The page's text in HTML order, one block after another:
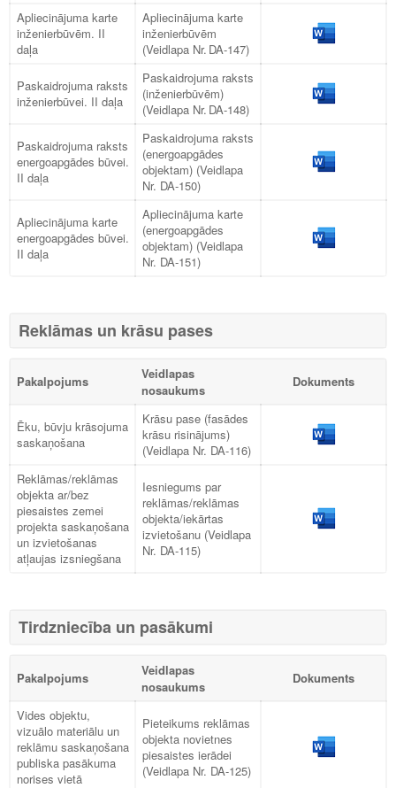
Apliecinājuma karte
inženierbūvēm. II
daļa
Apliecinājuma karte
inženierbūvēm
(Veidlapa Nr. DA-147)
Paskaidrojuma raksts
inženierbūvei. II daļa
Paskaidrojuma raksts
(inženierbūvēm)
(Veidlapa Nr. DA-148)
Paskaidrojuma raksts
energoapgādes būvei.
II daļa
Paskaidrojuma raksts
(energoapgādes
objektam) (Veidlapa
Nr. DA-150)
Apliecinājuma karte
energoapgādes būvei.
II daļa
Apliecinājuma karte
(energoapgādes
objektam) (Veidlapa
Nr. DA-151)
Reklāmas un krāsu pases
Pakalpojums
Veidlapas
nosaukums
Dokuments
Ēku, būvju krāsojuma
saskaņošana
Krāsu pase (fasādes
krāsu risinājums)
(Veidlapa Nr. DA-116)
Reklāmas/reklāmas
objekta ar/bez
piesaistes zemei
projekta saskaņošana
un izvietošanas
atļaujas izsniegšana
Iesniegums par
reklāmas/reklāmas
objekta/iekārtas
izvietošanu (Veidlapa
Nr. DA-115)
Tirdzniecība un pasākumi
Pakalpojums
Veidlapas
nosaukums
Dokuments
Vides objektu,
vizuālo materiālu un
reklāmu saskaņošana
publiska pasākuma
norises vietā
Pieteikums reklāmas
objekta novietnes
piesaistes ierādei
(Veidlapa Nr. DA-125)